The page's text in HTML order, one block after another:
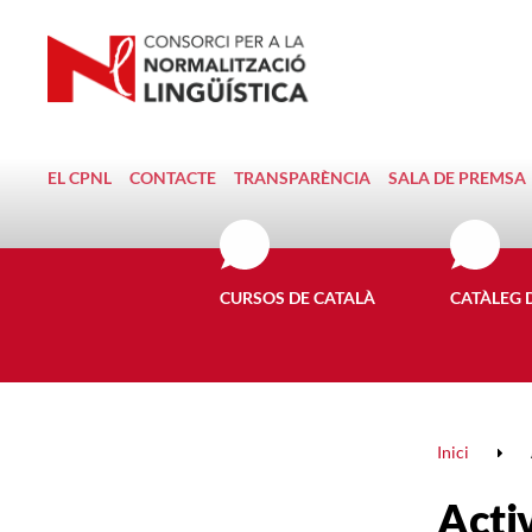
EL CPNL CONTACTE TRANSPARÈNCIA SALA DE PREMSA
CURSOS DE CATALÀ CATÀLEG
Inici